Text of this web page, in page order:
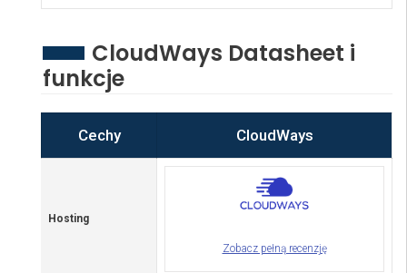
CloudWays Datasheet i
funkcje
Cechy CloudWays
Hosting
Zobacz pełną recenzję